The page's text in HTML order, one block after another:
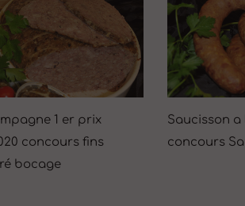
1 er prix
concours fins
bocage
Saucisson a
concours